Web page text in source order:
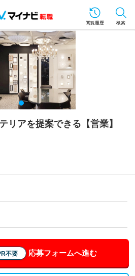
閲覧履歴 検索
リアを提案できる【営業】
不要 応募フォームへ進む